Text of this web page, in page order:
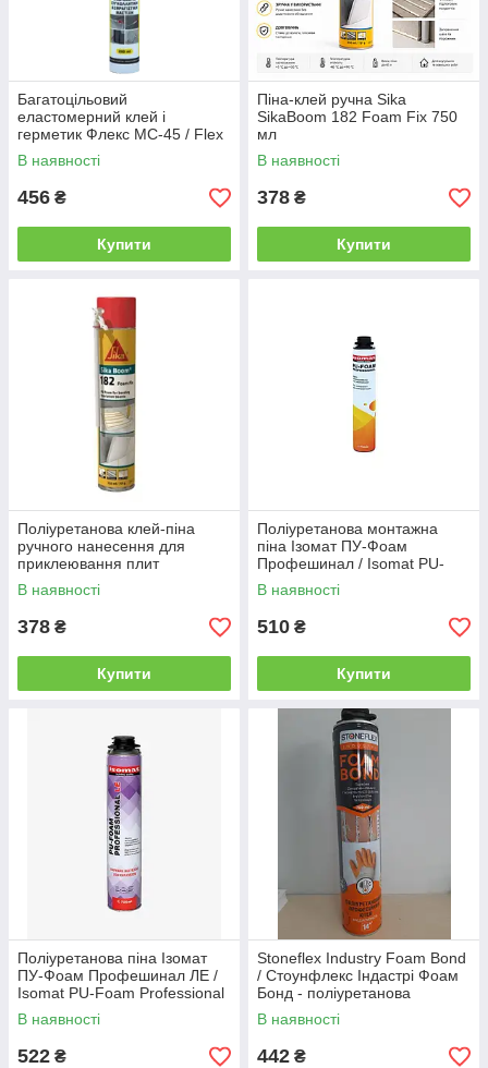
Багатоцільовий
еластомерний клей і
герметик Флекс МС-45 / Flex
MS-45 сірий, 280 мл
В наявності
456 ₴
Купити
Піна-клей ручна Sika
SikaBoom 182 Foam Fix 750
мл
В наявності
378 ₴
Купити
Поліуретанова клей-піна
ручного нанесення для
приклеювання плит
утеплювача Sika Boom®-182
Foam Fix/Сика Бум уп.750 мл
В наявності
378 ₴
Купити
Поліуретанова монтажна
піна Ізомат ПУ-Фоам
Профешинал / Isomat PU-
Foam Professional, 750 мл
В наявності
510 ₴
Купити
Поліуретанова піна Ізомат
ПУ-Фоам Профешинал ЛЕ /
Isomat PU-Foam Professional
ЛЕ, 750 мл
В наявності
522 ₴
Stoneflex Industry Foam Bond
/ Стоунфлекс Індастрі Фоам
Бонд - поліуретанова
монтажна клей-піна (750 мл)
В наявності
442 ₴